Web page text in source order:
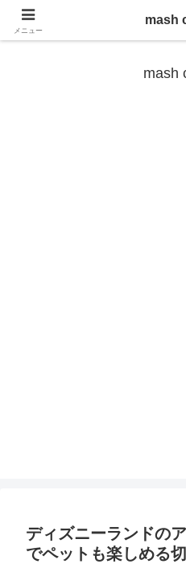
雑学から最新
mash
ディズニーランドの
でペットも楽しめる
メニュー
mash